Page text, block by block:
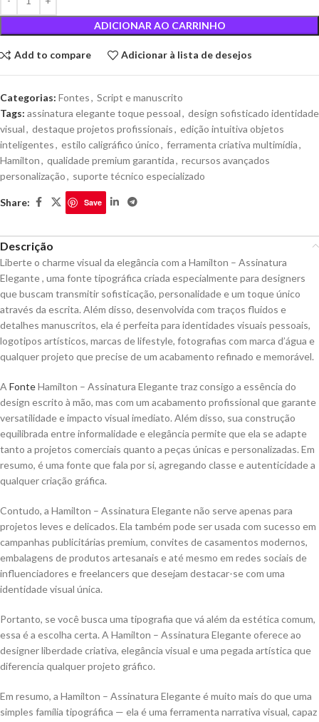
ADICIONAR AO CARRINHO
Add to compare Adicionar à lista de desejos
Categorias: Fontes, Script e manuscrito
Tags: assinatura elegante toque pessoal, design sofisticado identidade
visual, destaque projetos profissionais, edição intuitiva objetos
inteligentes, estilo caligráfico único, ferramenta criativa multimídia,
Hamilton, qualidade premium garantida, recursos avançados
personalização, suporte técnico especializado
Share: Save
Descrição
Liberte o charme visual da elegância com a Hamilton – Assinatura
Elegante , uma fonte tipográfica criada especialmente para designers
que buscam transmitir sofisticação, personalidade e um toque único
através da escrita. Além disso, desenvolvida com traços fluidos e
detalhes manuscritos, ela é perfeita para identidades visuais pessoais,
logotipos artísticos, marcas de lifestyle, fotografias com marca d’água e
qualquer projeto que precise de um acabamento refinado e memorável.
A FonteHamilton – Assinatura Elegante traz consigo a essência do
design escrito à mão, mas com um acabamento profissional que garante
versatilidade e impacto visual imediato. Além disso, sua construção
equilibrada entre informalidade e elegância permite que ela se adapte
tanto a projetos comerciais quanto a peças únicas e personalizadas. Em
resumo, é uma fonte que fala por si, agregando classe e autenticidade a
qualquer criação gráfica.
Contudo, a Hamilton – Assinatura Elegante não serve apenas para
projetos leves e delicados. Ela também pode ser usada com sucesso em
campanhas publicitárias premium, convites de casamentos modernos,
embalagens de produtos artesanais e até mesmo em redes sociais de
influenciadores e freelancers que desejam destacar-se com uma
identidade visual única.
Portanto, se você busca uma tipografia que vá além da estética comum,
essa é a escolha certa. A Hamilton – Assinatura Elegante oferece ao
designer liberdade criativa, elegância visual e uma pegada artística que
diferencia qualquer projeto gráfico.
Em resumo, a Hamilton – Assinatura Elegante é muito mais do que uma
simples família tipográfica — ela é uma ferramenta narrativa visual, capaz